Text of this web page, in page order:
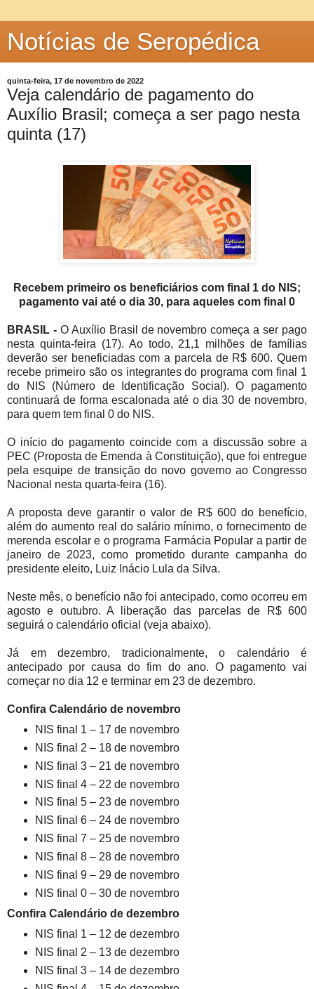
Notícias de Seropédica
quinta-feira, 17 de novembro de 2022
Veja calendário de pagamento do
Auxílio Brasil; começa a ser pago nesta
quinta (17)
Recebem primeiro os beneficiários com final 1 do NIS;
pagamento vai até o dia 30, para aqueles com final 0
BRASIL - O Auxílio Brasil de novembro começa a ser pago
nesta quinta-feira (17). Ao todo, 21,1 milhões de famílias
deverão ser beneficiadas com a parcela de R$ 600. Quem
recebe primeiro são os integrantes do programa com final 1
do NIS (Número de Identificação Social). O pagamento
continuará de forma escalonada até o dia 30 de novembro,
para quem tem final 0 do NIS.
O início do pagamento coincide com a discussão sobre a
PEC (Proposta de Emenda à Constituição), que foi entregue
pela esquipe de transição do novo governo ao Congresso
Nacional nesta quarta-feira (16).
A proposta deve garantir o valor de R$ 600 do benefício,
além do aumento real do salário mínimo, o fornecimento de
merenda escolar e o programa Farmácia Popular a partir de
janeiro de 2023, como prometido durante campanha do
presidente eleito, Luiz Inácio Lula da Silva.
Neste mês, o benefício não foi antecipado, como ocorreu em
agosto e outubro. A liberação das parcelas de R$ 600
seguirá o calendário oficial (veja abaixo).
Já em dezembro, tradicionalmente, o calendário é
antecipado por causa do fim do ano. O pagamento vai
começar no dia 12 e terminar em 23 de dezembro.
Confira Calendário de novembro
NIS final 1 – 17 de novembro
NIS final 2 – 18 de novembro
NIS final 3 – 21 de novembro
NIS final 4 – 22 de novembro
NIS final 5 – 23 de novembro
NIS final 6 – 24 de novembro
NIS final 7 – 25 de novembro
NIS final 8 – 28 de novembro
NIS final 9 – 29 de novembro
NIS final 0 – 30 de novembro
Confira Calendário de dezembro
NIS final 1 – 12 de dezembro
NIS final 2 – 13 de dezembro
NIS final 3 – 14 de dezembro